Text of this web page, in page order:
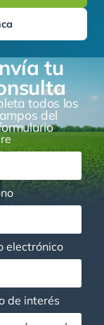
tu
todos los
del
electrónico
de interés